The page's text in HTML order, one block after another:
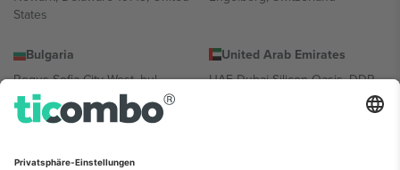
States
Bulgaria
Regus Sofia City West, bul
Totleben 53-55, 1606 Sofia,
Bulgaria
United Arab Emirates
UAE Dubai Silicon Oasis, DDP
Building A1, Office 302, Dubai,
Mexico